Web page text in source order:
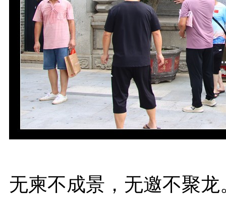
无柬不成景，无邀不聚